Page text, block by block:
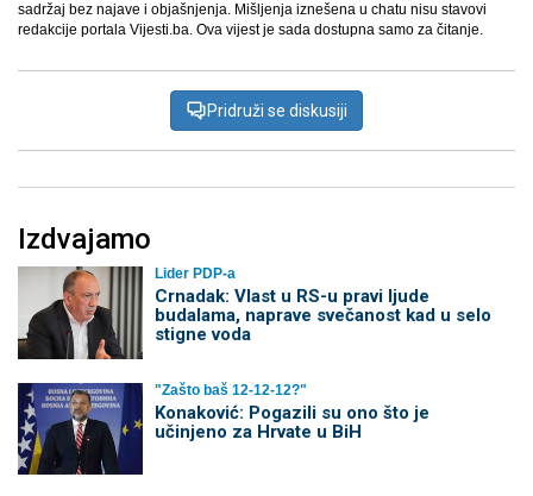
sadržaj bez najave i objašnjenja. Mišljenja iznešena u chatu nisu stavovi
redakcije portala Vijesti.ba. Ova vijest je sada dostupna samo za čitanje.
Pridruži se diskusiji
Izdvajamo
Lider PDP-a
Crnadak: Vlast u RS-u pravi ljude
budalama, naprave svečanost kad u selo
stigne voda
"Zašto baš 12-12-12?"
Konaković: Pogazili su ono što je
učinjeno za Hrvate u BiH